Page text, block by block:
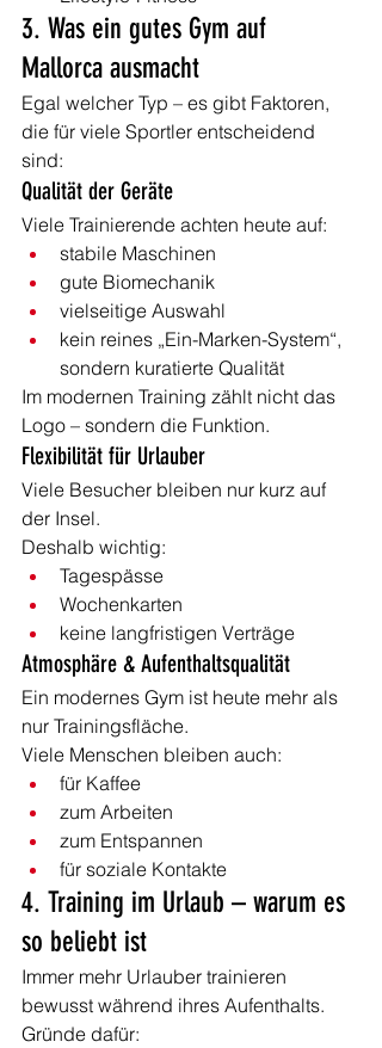
3. Was ein gutes Gym auf
Mallorca ausmacht
Egal welcher Typ – es gibt Faktoren,
die für viele Sportler entscheidend
sind:
Qualität der Geräte
Viele Trainierende achten heute auf:
stabile Maschinen
gute Biomechanik
vielseitige Auswahl
kein reines „Ein-Marken-System“,
sondern kuratierte Qualität
Im modernen Training zählt nicht das
Logo – sondern die Funktion.
Flexibilität für Urlauber
Viele Besucher bleiben nur kurz auf
der Insel.
Deshalb wichtig:
Tagespässe
Wochenkarten
keine langfristigen Verträge
Atmosphäre & Aufenthaltsqualität
Ein modernes Gym ist heute mehr als
nur Trainingsfläche.
Viele Menschen bleiben auch:
für Kaffee
zum Arbeiten
zum Entspannen
für soziale Kontakte
4. Training im Urlaub – warum es
so beliebt ist
Immer mehr Urlauber trainieren
bewusst während ihres Aufenthalts.
Gründe dafür: